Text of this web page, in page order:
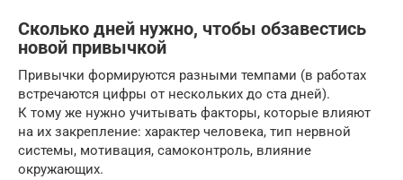
Сколько дней нужно, чтобы обзавестись
новой привычкой
Привычки формируются разными темпами (в работах
встречаются цифры от нескольких до ста дней).
К тому же нужно учитывать факторы, которые влияют
на их закрепление: характер человека, тип нервной
системы, мотивация, самоконтроль, влияние
окружающих.